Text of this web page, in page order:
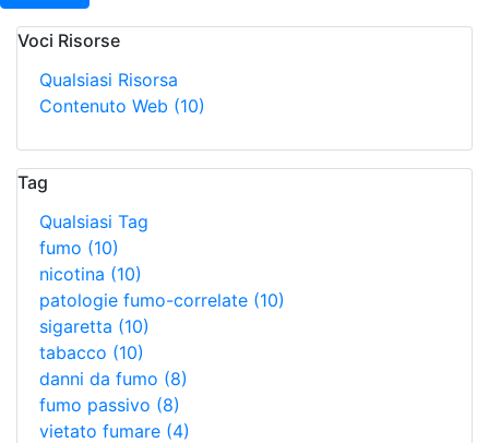
Voci Risorse
Qualsiasi Risorsa
Contenuto Web (10)
Tag
Qualsiasi Tag
fumo (10)
nicotina (10)
patologie fumo-correlate (10)
sigaretta (10)
tabacco (10)
danni da fumo (8)
fumo passivo (8)
vietato fumare (4)